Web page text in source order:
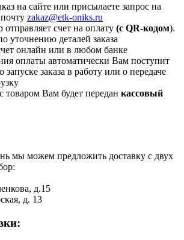
на сайте или присылаете запрос на
zakaz@etk-oniks.ru
счет на оплату (с QR-кодом).
уточнению деталей заказа
онлайн или в любом банке
оплаты автоматически Вам поступит
запуске заказа в работу или о передаче
товаром Вам будет передан кассовый
мы можем предложить доставку с двух
д.15
д. 13